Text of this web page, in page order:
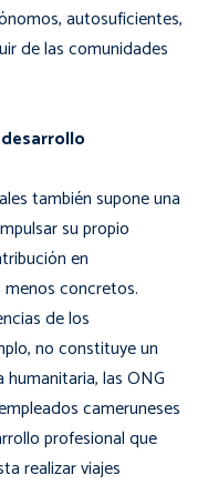
autosuficientes,
de las comunidades
también supone una
su propio
en
concretos.
de los
no constituye un
las ONG
cameruneses
profesional que
realizar viajes